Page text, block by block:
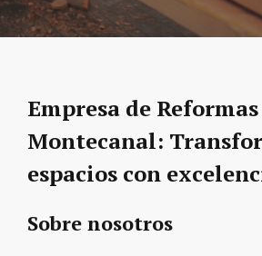
Empresa de Reformas
Montecanal:
espacios con
Sobre nosotros